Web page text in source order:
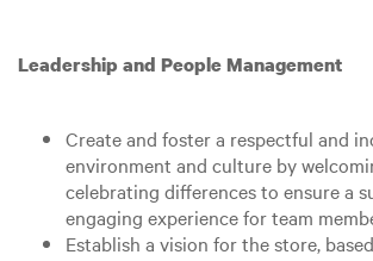
Leadership and People Management
Create and foster a respectful and
environment and culture by
celebrating differences to ensure a
engaging experience for team
Establish a vision for the store,